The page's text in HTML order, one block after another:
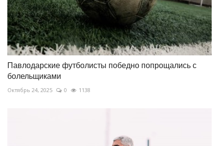
Павлодарские футболисты победно попрощались с
болельщиками
Октябрь 24, 2025 0 1138